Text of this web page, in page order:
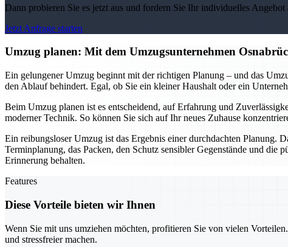
Dann probieren Sie es jetzt aus und fordern Sie Ihr individuelles
Jetzt Anfrage starten
Umzug planen: Mit dem Umzugsunternehmen
Ein gelungener Umzug beginnt mit der richtigen Planung – und das
den Ablauf behindert. Egal, ob Sie ein kleiner Haushalt oder ein
Beim Umzug planen ist es entscheidend, auf Erfahrung und
moderner Technik. So können Sie sich auf Ihr neues Zuhause
Ein reibungsloser Umzug ist das Ergebnis einer durchdachten Planung.
Terminplanung, das Packen, den Schutz sensibler Gegenstände und
Erinnerung behalten.
Features
Diese Vorteile bieten wir Ihnen
Wenn Sie mit uns umziehen möchten, profitieren Sie von vielen
und stressfreier machen.